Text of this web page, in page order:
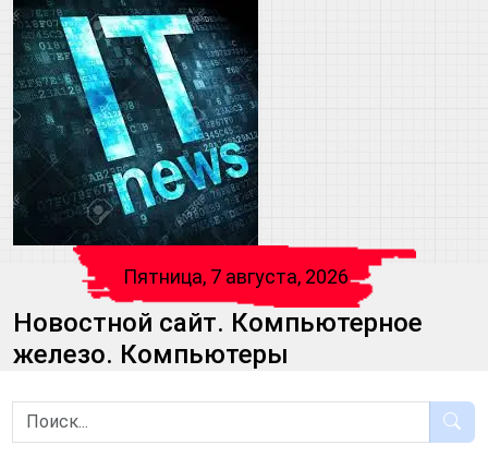
Пятница, 7 августа, 2026
Новостной сайт. Компьютерное
железо. Компьютеры